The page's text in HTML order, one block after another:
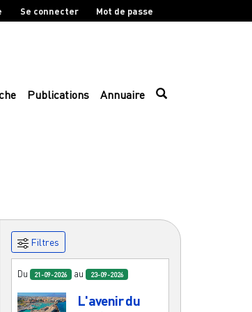
Se connecter Mot de passe
Publications Annuaire
Filtres
Du 21-09-2026 au 23-09-2026
L'avenir du